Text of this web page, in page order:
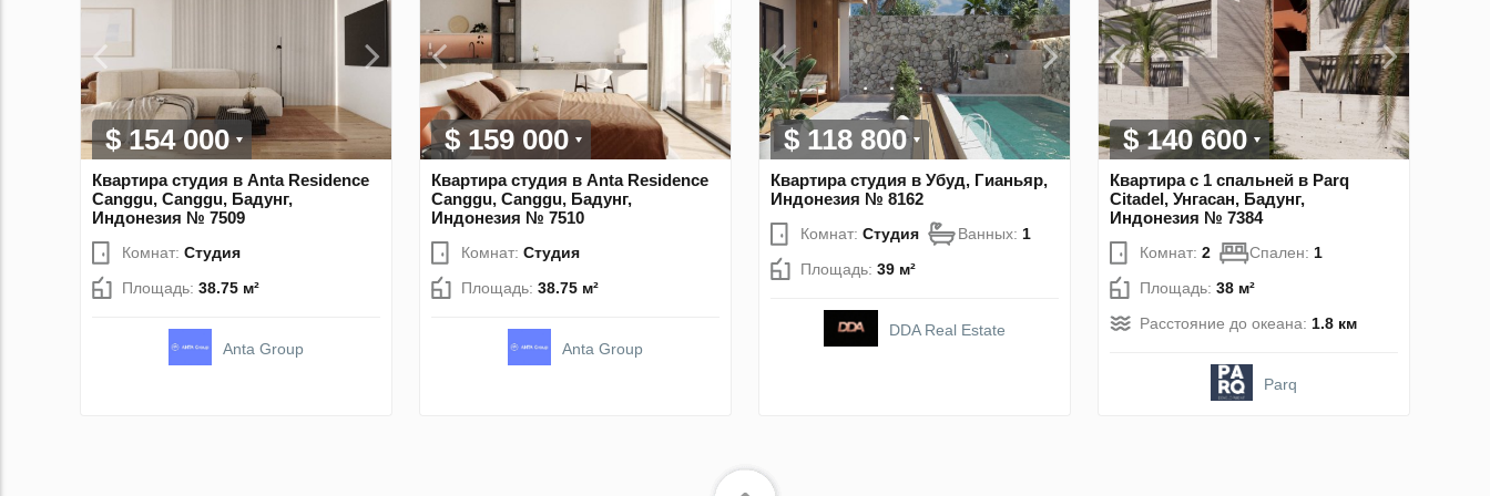
$ 154 000
Квартира студия в Anta Residence
Canggu, Canggu, Бадунг,
Индонезия № 7509
Комнат: Студия
Площадь: 38.75 м²
Anta Group
$ 159 000
Квартира студия в Anta Residence
Canggu, Canggu, Бадунг,
Индонезия № 7510
Комнат: Студия
Площадь: 38.75 м²
Anta Group
$ 118 800
Квартира студия в Убуд, Гианьяр,
Индонезия № 8162
Комнат: Студия Ванных: 1
Площадь: 39 м²
DDA Real Estate
$ 140 600
Квартира с 1 спальней в Parq
Citadel, Унгасан, Бадунг,
Индонезия № 7384
Комнат: 2 Спален: 1
Площадь: 38 м²
Расстояние до океана: 1.8 км
Parq